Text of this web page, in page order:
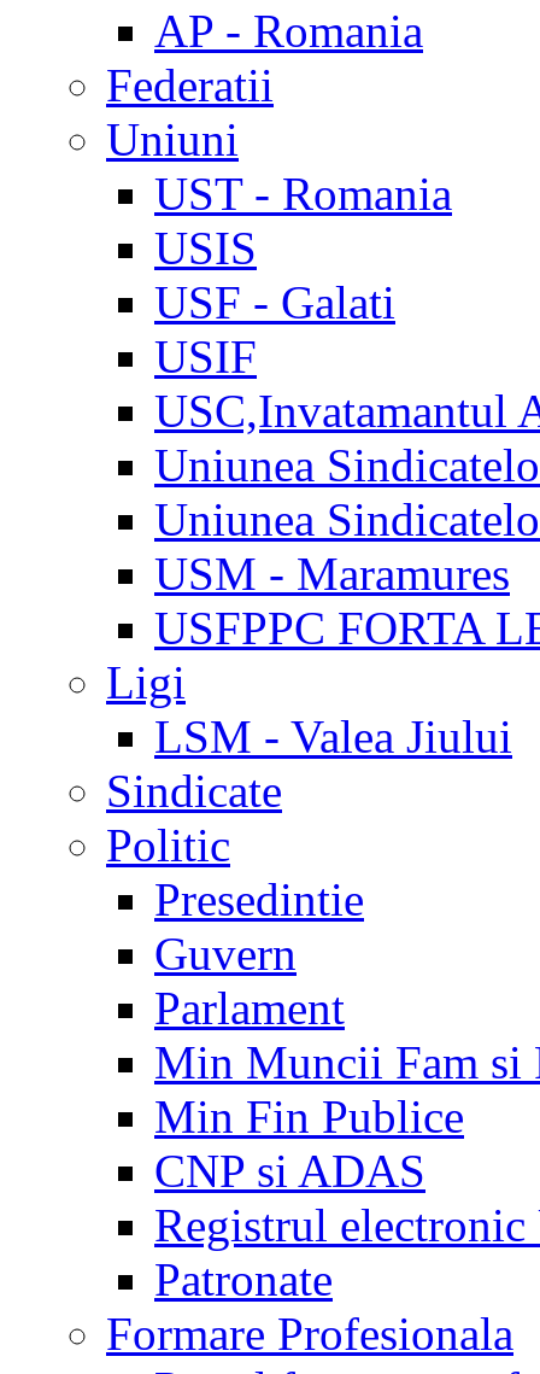
AP - Romania
Federatii
Uniuni
UST - Romania
USIS
USF - Galati
USIF
USC,Invatamantul
Uniunea
Uniunea
USM - Maramures
USFPPC FORTA
Ligi
LSM - Valea Jiului
Sindicate
Politic
Presedintie
Guvern
Parlament
Min Muncii Fam si
Min Fin Publice
CNP si ADAS
Registrul electronic
Patronate
Formare Profesionala